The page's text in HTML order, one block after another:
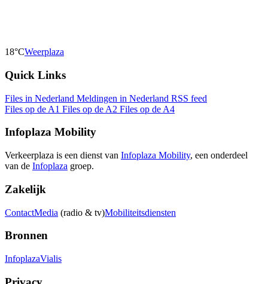
18°CWeerplaza
Quick Links
Files in Nederland Meldingen in Nederland RSS feed
Files op de A1 Files op de A2 Files op de A4
Infoplaza Mobility
Verkeerplaza is een dienst van Infoplaza Mobility, een onderdeel
van de Infoplaza groep.
Zakelijk
ContactMedia (radio & tv)Mobiliteitsdiensten
Bronnen
InfoplazaVialis